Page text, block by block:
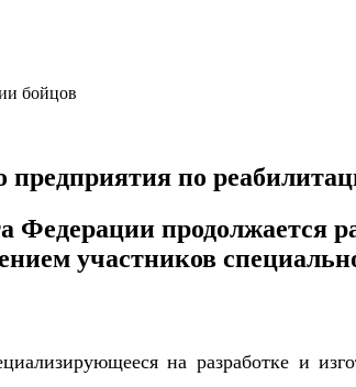
предприятия по
Федерации продолжается
участников
на разработке и